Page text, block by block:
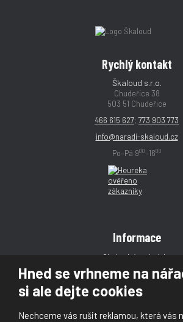
Hned se vrhneme na
si ale dejte cookies
Nechceme vás rušit reklamou, která vás
Rychlý kontakt
Škaloud s.r.o.
Chudeřice 38
503 51 Chudeřice
466 615 627; 773 903 773
info@naradi-skaloud.cz
Po–Pá 900–1600
Informace
Obchodní podmínky
Reklamace
Magazín